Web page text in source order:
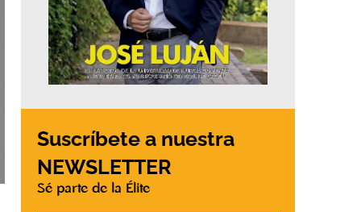
Suscríbete a nuestra
NEWSLETTER
Sé parte de la Élite